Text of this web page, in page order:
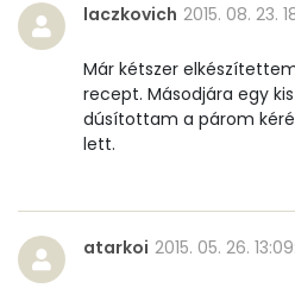
laczkovich 2015. 08. 23.
Már kétszer
recept. Másodjára egy
dúsítottam a párom
lett.
atarkoi 2015. 05. 26.